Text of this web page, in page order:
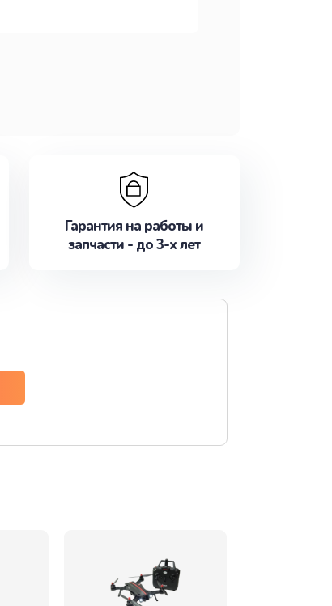
Гарантия на работы и
запчасти - до 3-х лет